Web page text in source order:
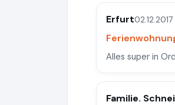
Erfurt02.12.2017
Alles super in
Familie.